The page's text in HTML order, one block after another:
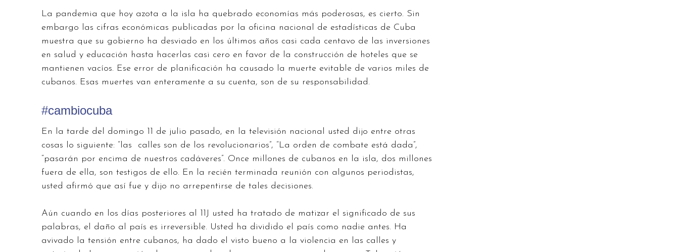
La pandemia que hoy azota a la isla ha quebrado economías más poderosas, es cierto. Sin
embargo las cifras económicas publicadas por la oficina nacional de estadísticas de Cuba
muestra que su gobierno ha desviado en los últimos años casi cada centavo de las inversiones
en salud y educación hasta hacerlas casi cero en favor de la construcción de hoteles que se
mantienen vacíos. Ese error de planificación ha causado la muerte evitable de varios miles de
cubanos. Esas muertes van enteramente a su cuenta, son de su responsabilidad.
#cambiocuba
En la tarde del domingo 11 de julio pasado, en la televisión nacional usted dijo entre otras
cosas lo siguiente: “las calles son de los revolucionarios”, “La orden de combate está dada”,
“pasarán por encima de nuestros cadáveres”. Once millones de cubanos en la isla, dos millones
fuera de ella, son testigos de ello. En la recién terminada reunión con algunos periodistas,
usted afirmó que así fue y dijo no arrepentirse de tales decisiones.
Aún cuando en los días posteriores al 11J usted ha tratado de matizar el significado de sus
palabras, el daño al país es irreversible. Usted ha dividido el país como nadie antes. Ha
avivado la tensión entre cubanos, ha dado el visto bueno a la violencia en las calles y